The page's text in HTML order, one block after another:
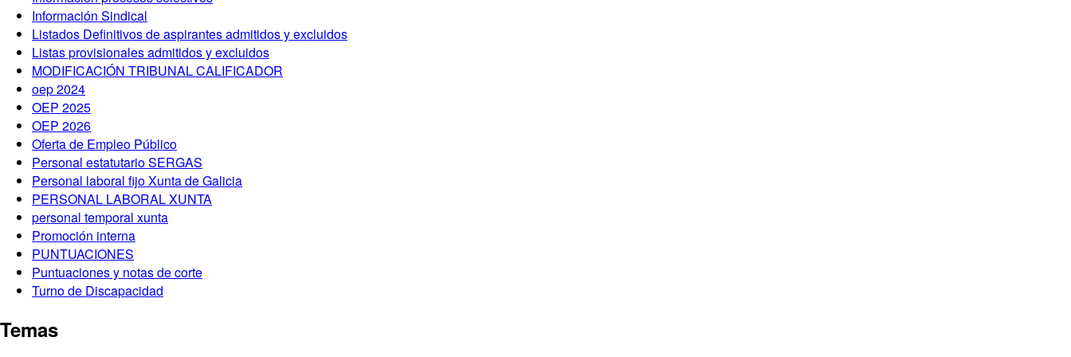
Información Sindical
Listados Definitivos de aspirantes admitidos y excluidos
Listas provisionales admitidos y excluidos
MODIFICACIÓN TRIBUNAL CALIFICADOR
oep 2024
OEP 2025
OEP 2026
Oferta de Empleo Público
Personal estatutario SERGAS
Personal laboral fijo Xunta de Galicia
PERSONAL LABORAL XUNTA
personal temporal xunta
Promoción interna
PUNTUACIONES
Puntuaciones y notas de corte
Turno de Discapacidad
Temas